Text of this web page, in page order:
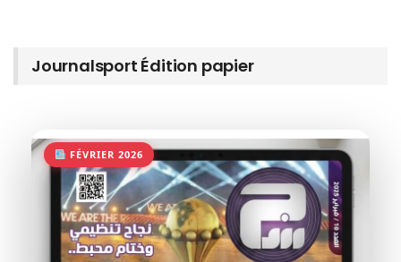
Journalsport Édition papier
FÉVRIER 2026